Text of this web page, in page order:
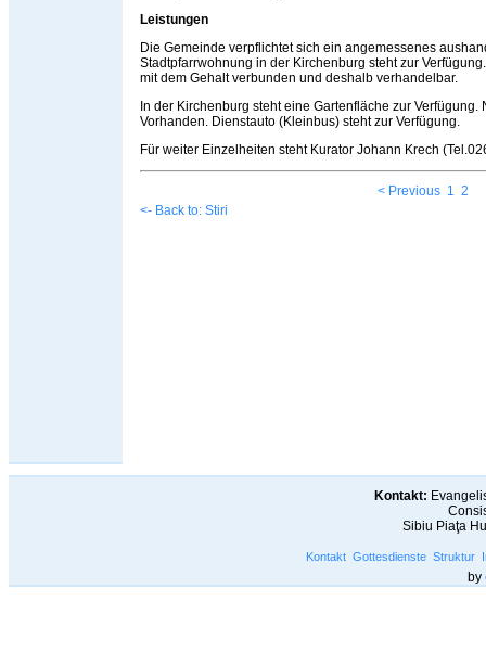
Leistungen
Die Gemeinde verpflichtet sich ein angemessenes
Stadtpfarrwohnung in der Kirchenburg steht zur
mit dem Gehalt verbunden und deshalb verhandelbar.
In der Kirchenburg steht eine Gartenfläche zur
Vorhanden. Dienstauto (Kleinbus) steht zur Verfügung.
Für weiter Einzelheiten steht Kurator Johann Krech
< Previous 1 2
<- Back to: Stiri
Kontakt:
Sibiu Piaţa
Kontakt Gottesdienste Struktur
by